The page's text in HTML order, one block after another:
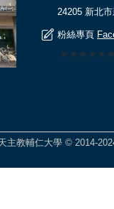
24205 新北
粉絲專頁
主教輔仁大學 © 2014-